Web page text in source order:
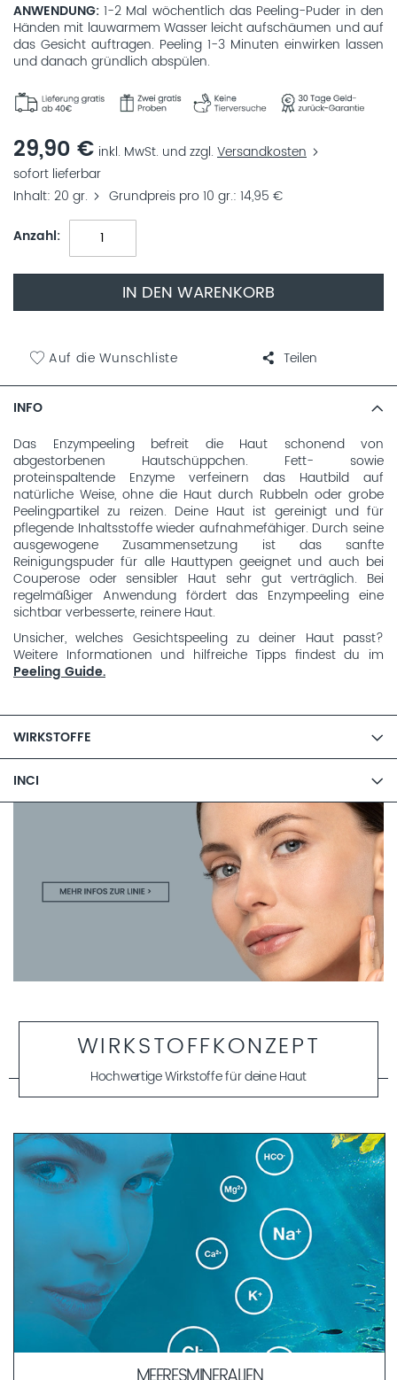
ANWENDUNG 1-2 Mal wöchentlich das Peeling-Puder in den
Händen mit lauwarmem Wasser leicht aufschäumen und auf
das Gesicht auftragen. Peeling 1-3 Minuten einwirken lassen
und danach gründlich abspülen.
29,90 € inkl. MwSt. und zzgl. Versandkosten
sofort lieferbar
Inhalt 20 gr. Grundpreis pro 10 gr. 14,95 €
Anzahl
IN DEN WARENKORB
Auf die Wunschliste Teilen
INFO
Das Enzympeeling befreit die Haut schonend von
abgestorbenen Hautschüppchen. Fett- sowie
proteinspaltende Enzyme verfeinern das Hautbild auf
natürliche Weise, ohne die Haut durch Rubbeln oder grobe
Peelingpartikel zu reizen. Deine Haut ist gereinigt und für
pflegende Inhaltsstoffe wieder aufnahmefähiger. Durch seine
ausgewogene Zusammensetzung ist das sanfte
Reinigungspuder für alle Hauttypen geeignet und auch bei
Couperose oder sensibler Haut sehr gut verträglich. Bei
regelmäßiger Anwendung fördert das Enzympeeling eine
sichtbar verbesserte, reinere Haut.
Unsicher, welches Gesichtspeeling zu deiner Haut passt?
Weitere Informationen und hilfreiche Tipps findest du im
Peeling Guide.
WIRKSTOFFE
INCI
WIRKSTOFFKONZEPT
Hochwertige Wirkstoffe für deine Haut